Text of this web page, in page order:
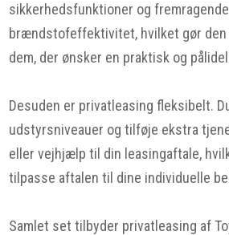
sikkerhedsfunktioner og fremragende
brændstofeffektivitet, hvilket gør
dem, der ønsker en praktisk og
Desuden er privatleasing fleksibelt.
udstyrsniveauer og tilføje ekstra
eller vejhjælp til din leasingaftale,
tilpasse aftalen til dine individuelle
Samlet set tilbyder privatleasing af